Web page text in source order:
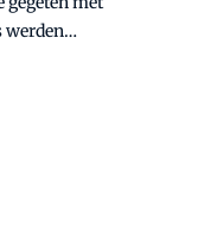
werden